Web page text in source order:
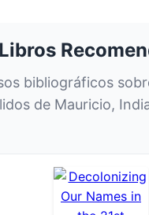
Libros
bibliográficos
de Mauricio,